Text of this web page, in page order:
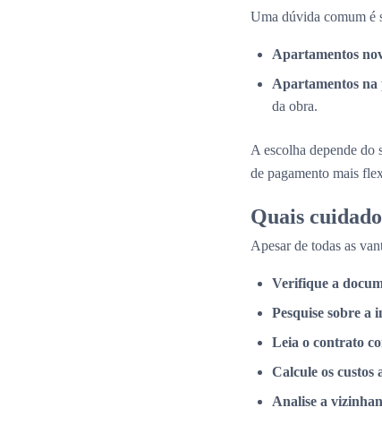
Uma dúvida comum é
Apartamentos
Apartamentos na
da obra.
A escolha depende do
de pagamento mais
Quais
Apesar de todas as
Verifique a
Pesquise sobre a
Leia o contrato
Calcule os custos
Analise a